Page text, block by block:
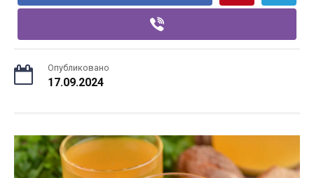
Опубликовано
17.09.2024